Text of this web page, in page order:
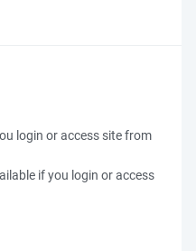
login or access site from
if you login or access